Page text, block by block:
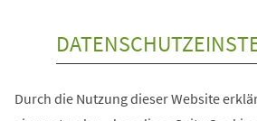
Durch die Nutzung dieser Website